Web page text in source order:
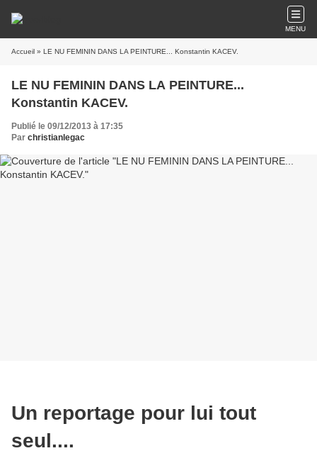
MENU
Accueil » LE NU FEMININ DANS LA PEINTURE... Konstantin KACEV.
LE NU FEMININ DANS LA PEINTURE...
Konstantin KACEV.
Publié le 09/12/2013 à 17:35
Par christianlegac
Un reportage pour lui tout
seul....